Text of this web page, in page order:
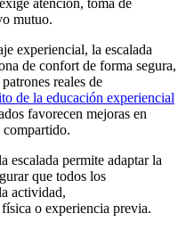
atención, toma de
mutuo.
experiencial, la escalada
de confort de forma segura,
reales de
de la educación experiencial
favorecen mejoras en
escalada permite adaptar la
que todos los
actividad,
o experiencia previa.